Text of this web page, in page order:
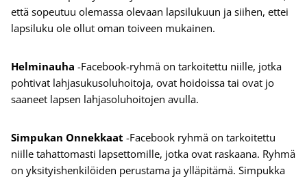
että sopeutuu olemassa olevaan lapsilukuun ja siihen, ettei
lapsiluku ole ollut oman toiveen mukainen.
Helminauha -Facebook-ryhmä on tarkoitettu niille, jotka
pohtivat lahjasukusoluhoitoja, ovat hoidoissa tai ovat jo
saaneet lapsen lahjasoluhoitojen avulla.
Simpukan Onnekkaat -Facebook ryhmä on tarkoitettu
niille tahattomasti lapsettomille, jotka ovat raskaana. Ryhmä
on yksityishenkilöiden perustama ja ylläpitämä. Simpukka